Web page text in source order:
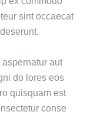
sint occaecat
aut
do lores eos
quisquam est
conse